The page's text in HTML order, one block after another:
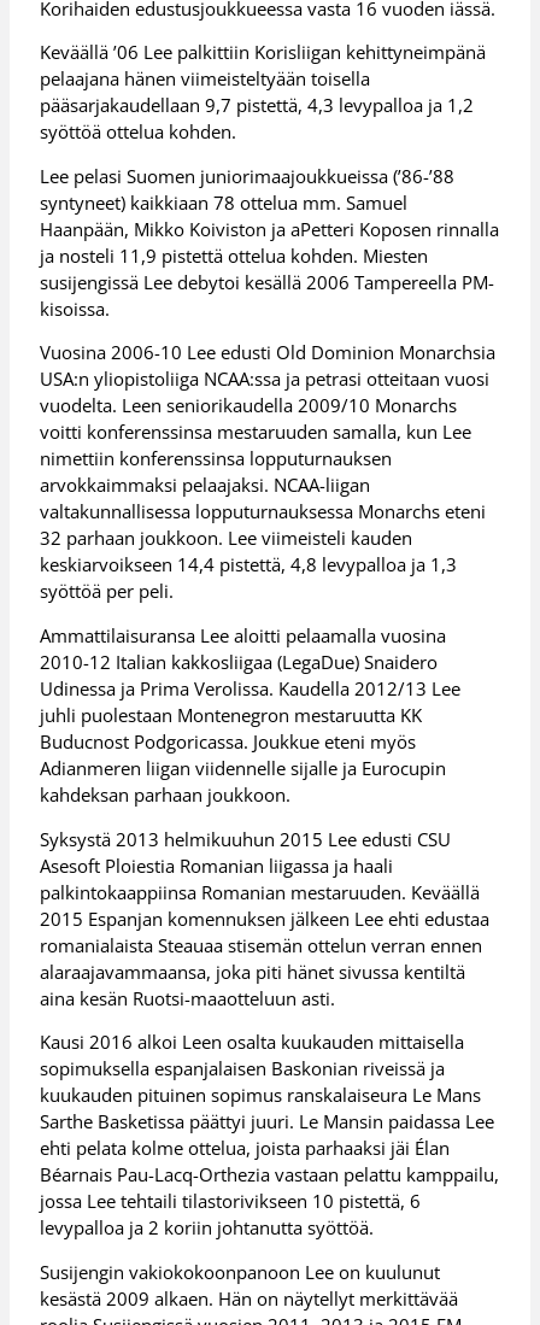
Korihaiden edustusjoukkueessa vasta 16 vuoden iässä.
Keväällä ’06 Lee palkittiin Korisliigan kehittyneimpänä
pelaajana hänen viimeisteltyään toisella
pääsarjakaudellaan 9,7 pistettä, 4,3 levypalloa ja 1,2
syöttöä ottelua kohden.
Lee pelasi Suomen juniorimaajoukkueissa (’86-’88
syntyneet) kaikkiaan 78 ottelua mm. Samuel
Haanpään, Mikko Koiviston ja aPetteri Koposen rinnalla
ja nosteli 11,9 pistettä ottelua kohden. Miesten
susijengissä Lee debytoi kesällä 2006 Tampereella PM-
kisoissa.
Vuosina 2006-10 Lee edusti Old Dominion Monarchsia
USA:n yliopistoliiga NCAA:ssa ja petrasi otteitaan vuosi
vuodelta. Leen seniorikaudella 2009/10 Monarchs
voitti konferenssinsa mestaruuden samalla, kun Lee
nimettiin konferenssinsa lopputurnauksen
arvokkaimmaksi pelaajaksi. NCAA-liigan
valtakunnallisessa lopputurnauksessa Monarchs eteni
32 parhaan joukkoon. Lee viimeisteli kauden
keskiarvoikseen 14,4 pistettä, 4,8 levypalloa ja 1,3
syöttöä per peli.
Ammattilaisuransa Lee aloitti pelaamalla vuosina
2010-12 Italian kakkosliigaa (LegaDue) Snaidero
Udinessa ja Prima Verolissa. Kaudella 2012/13 Lee
juhli puolestaan Montenegron mestaruutta KK
Buducnost Podgoricassa. Joukkue eteni myös
Adianmeren liigan viidennelle sijalle ja Eurocupin
kahdeksan parhaan joukkoon.
Syksystä 2013 helmikuuhun 2015 Lee edusti CSU
Asesoft Ploiestia Romanian liigassa ja haali
palkintokaappiinsa Romanian mestaruuden. Keväällä
2015 Espanjan komennuksen jälkeen Lee ehti edustaa
romanialaista Steauaa stisemän ottelun verran ennen
alaraajavammaansa, joka piti hänet sivussa kentiltä
aina kesän Ruotsi-maaotteluun asti.
Kausi 2016 alkoi Leen osalta kuukauden mittaisella
sopimuksella espanjalaisen Baskonian riveissä ja
kuukauden pituinen sopimus ranskalaiseura Le Mans
Sarthe Basketissa päättyi juuri. Le Mansin paidassa Lee
ehti pelata kolme ottelua, joista parhaaksi jäi Élan
Béarnais Pau-Lacq-Orthezia vastaan pelattu kamppailu,
jossa Lee tehtaili tilastorivikseen 10 pistettä, 6
levypalloa ja 2 koriin johtanutta syöttöä.
Susijengin vakiokokoonpanoon Lee on kuulunut
kesästä 2009 alkaen. Hän on näytellyt merkittävää